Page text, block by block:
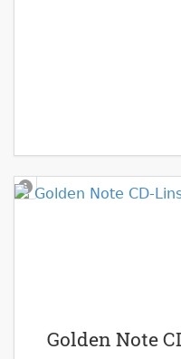
Golden Note